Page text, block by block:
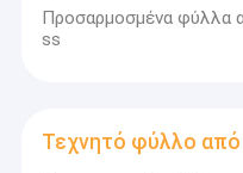
Προσαρμοσμένα φύλλα
ss
Τεχνητό φύλλο